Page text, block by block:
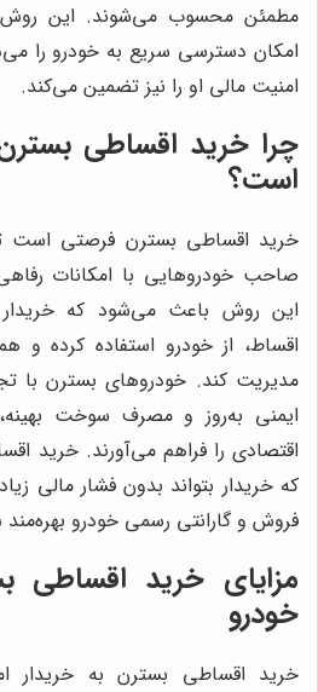
مطمئن محسوب می‌شوند. این روش
امکان دسترسی سریع به خودرو را
امنیت مالی او را نیز تضمین می‌کند.
چرا خرید اقساطی
است؟
خرید اقساطی بسترن فرصتی است
صاحب خودروهایی با امکانات
این روش باعث می‌شود که خریدار
اقساط، از خودرو استفاده کرده و
مدیریت کند. خودروهای بسترن با
ایمنی به‌روز و مصرف سوخت
اقتصادی را فراهم می‌آورند. خرید
که خریدار بتواند بدون فشار مالی
فروش و گارانتی رسمی خودرو
مزایای خرید اقساطی
خودرو
خرید اقساطی بسترن به خریدار